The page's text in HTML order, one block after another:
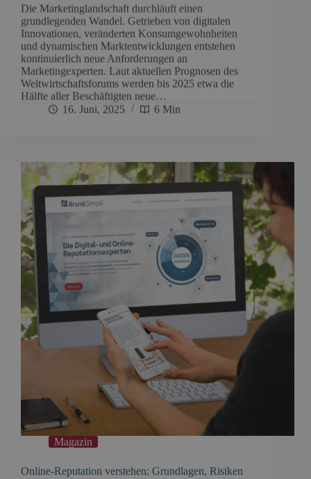
Die Marketinglandschaft durchläuft einen
grundlegenden Wandel. Getrieben von digitalen
Innovationen, veränderten Konsumgewohnheiten
und dynamischen Marktentwicklungen entstehen
kontinuierlich neue Anforderungen an
Marketingexperten. Laut aktuellen Prognosen des
Weltwirtschaftsforums werden bis 2025 etwa die
Hälfte aller Beschäftigten neue…
16. Juni, 2025
6 Min
Magazin
Online-Reputation verstehen: Grundlagen, Risiken